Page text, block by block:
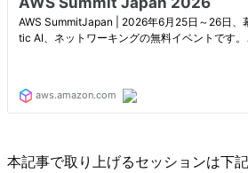
本記事で取り上げるセッションは下記